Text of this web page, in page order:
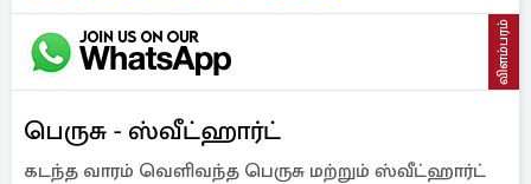
விளம்பரம்
பெருசு - ஸ்வீட்ஹார்ட்
கடந்த வாரம் வெளிவந்த பெருசு மற்றும் ஸ்வீட்ஹார்ட்